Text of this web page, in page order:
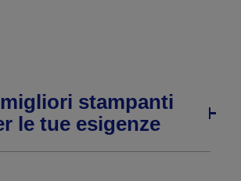
stampanti
le tue esigenze